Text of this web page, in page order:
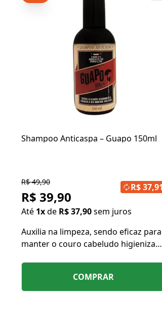
Shampoo Anticaspa – Guapo 150ml
R$ 49,90
R$ 39,90
Até 1xde R$ 37,90sem juros
R$
Auxilia na limpeza, sendo eficaz para
manter o couro cabeludo
COMPRAR